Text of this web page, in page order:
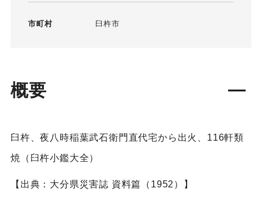
市町村 臼杵市
概要
臼杵、夜八時稲葉武石衛門直代宅から出火、116軒類
焼（臼杵小鑑大全）
【出典：大分県災害誌 資料篇（1952）】